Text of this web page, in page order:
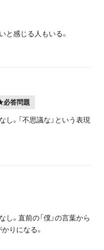
と感じる人もいる。
答問題
。「不思議な」という表現
。直前の「僕」の言葉から
りになる。